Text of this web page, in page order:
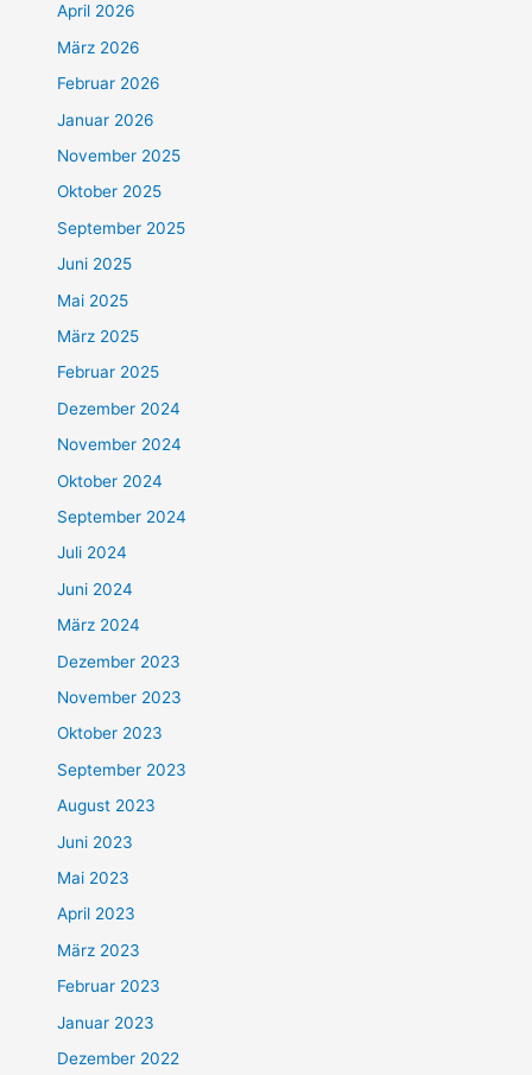
April 2026
März 2026
Februar 2026
Januar 2026
November 2025
Oktober 2025
September 2025
Juni 2025
Mai 2025
März 2025
Februar 2025
Dezember 2024
November 2024
Oktober 2024
September 2024
Juli 2024
Juni 2024
März 2024
Dezember 2023
November 2023
Oktober 2023
September 2023
August 2023
Juni 2023
Mai 2023
April 2023
März 2023
Februar 2023
Januar 2023
Dezember 2022